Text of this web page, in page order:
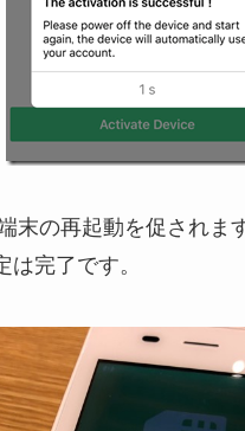
末の再起動を促されま
は完了です。